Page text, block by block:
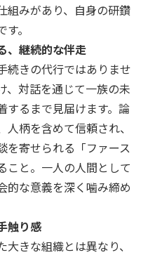
組みがあり、自身の研鑽
。
、継続的な伴走
続きの代行ではありませ
、対話を通じて一族の未
するまで見届けます。論
柄を含めて信頼され、
を寄せられる「ファース
こと。一人の人間として
的な意義を深く噛み締め
触り感
きな組織とは異なり、